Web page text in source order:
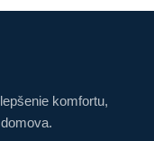
komfortu,